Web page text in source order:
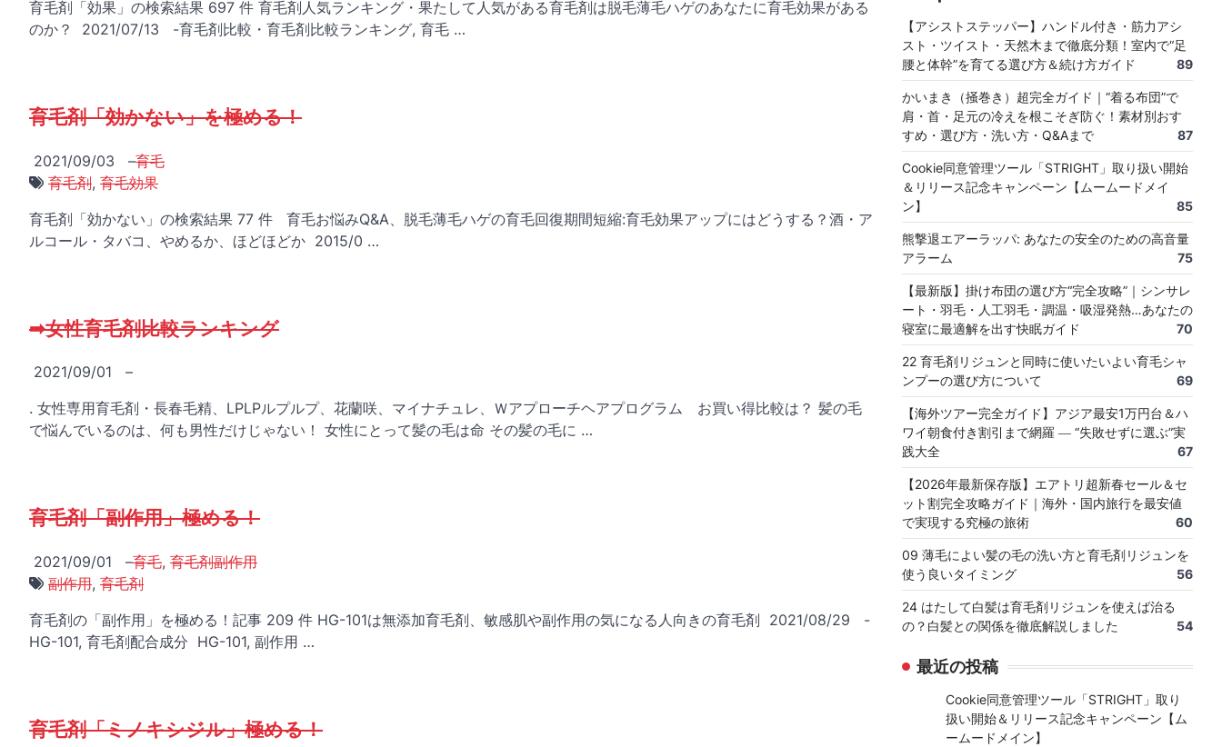
育毛剤「効果」の検索結果 697 件 育毛剤人気ランキング・果たして人気がある育毛剤は脱毛薄毛ハゲのあなたに育毛効果がある
のか？ 2021/07/13 -育毛剤比較・育毛剤比較ランキング, 育毛 …
育毛剤「効かない」を極める！
2021/09/03 –育毛
育毛剤, 育毛効果
育毛剤「効かない」の検索結果 77 件 育毛お悩みQ&A、脱毛薄毛ハゲの育毛回復期間短縮:育毛効果アップにはどうする？酒・ア
ルコール・タバコ、やめるか、ほどほどか 2015/0 …
➡女性育毛剤比較ランキング
2021/09/01
–
. 女性専用育毛剤・長春毛精、LPLPルプルプ、花蘭咲、マイナチュレ、Ｗアプローチヘアプログラム お買い得比較は？ 髪の毛
で悩んでいるのは、何も男性だけじゃない！ 女性にとって髪の毛は命 その髪の毛に …
育毛剤「副作用」極める！
2021/09/01 –育毛, 育毛剤副作用
副作用, 育毛剤
育毛剤の「副作用」を極める！記事 209 件 HG-101は無添加育毛剤、敏感肌や副作用の気になる人向きの育毛剤 2021/08/29 -
HG-101, 育毛剤配合成分 HG-101, 副作用 …
育毛剤「ミノキシジル」極める！
【アシストステッパー】ハンドル付き・筋力アシ
スト・ツイスト・天然木まで徹底分類！室内で“足
腰と体幹”を育てる選び方＆続け方ガイド
89
かいまき（掻巻き）超完全ガイド｜“着る布団”で
肩・首・足元の冷えを根こそぎ防ぐ！素材別おす
すめ・選び方・洗い方・Q&Aまで
87
Cookie同意管理ツール「STRIGHT」取り扱い開始
＆リリース記念キャンペーン【ムームードメイ
ン】
85
熊撃退エアーラッパ: あなたの安全のための高音量
アラーム
75
【最新版】掛け布団の選び方“完全攻略”｜シンサレ
ート・羽毛・人工羽毛・調温・吸湿発熱…あなたの
寝室に最適解を出す快眠ガイド
70
22 育毛剤リジュンと同時に使いたいよい育毛シャ
ンプーの選び方について
69
【海外ツアー完全ガイド】アジア最安1万円台＆ハ
ワイ朝食付き割引まで網羅 ― “失敗せずに選ぶ”実
践大全
67
【2026年最新保存版】エアトリ超新春セール＆セ
ット割完全攻略ガイド｜海外・国内旅行を最安値
で実現する究極の旅術
60
09 薄毛によい髪の毛の洗い方と育毛剤リジュンを
使う良いタイミング
56
24 はたして白髪は育毛剤リジュンを使えば治る
の？白髪との関係を徹底解説しました
54
最近の投稿
Cookie同意管理ツール「STRIGHT」取り
扱い開始＆リリース記念キャンペーン【ム
ームードメイン】